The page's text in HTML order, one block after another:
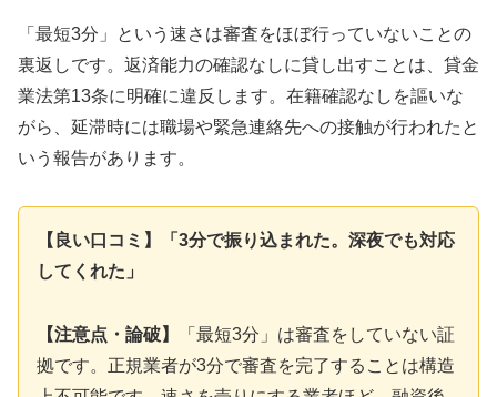
「最短3分」という速さは審査をほぼ行っていないことの
裏返しです。返済能力の確認なしに貸し出すことは、貸金
業法第13条に明確に違反します。在籍確認なしを謳いな
がら、延滞時には職場や緊急連絡先への接触が行われたと
いう報告があります。
【良い口コミ】「3分で振り込まれた。深夜でも対応
してくれた」
【注意点・論破】
「最短3分」は審査をしていない証
拠です。正規業者が3分で審査を完了することは構造